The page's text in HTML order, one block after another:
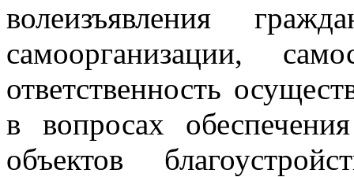
волеизъявления
самоорганизации,
ответственность
в вопросах
объектов